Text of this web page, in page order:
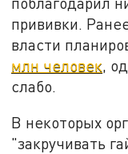
прививки.
власти
млн человек,
слабо.
В некоторых
"закручивать